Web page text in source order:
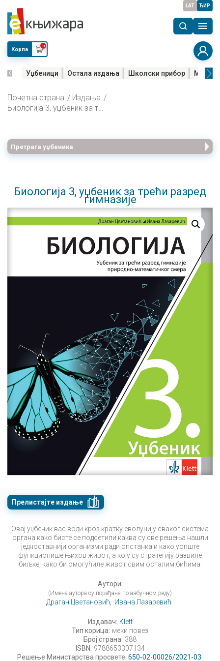
LAT ЋИР
Корпа
0
Уџбеници Остала издања Школски прибор Мала
Почетна страна
Издања
Биологија 3, уџбеник за трећи разред гимназије
Претрага уџбеника
Прелистајте издање
Биологија 3, уџбеник за трећи разред
гимназије
Овај уџбеник вас води кроз кратку еволуцију сваког система
органа како бисте се подсетили каква су све решења нашли
једноставнији организми ради опстанка и како уопште
функционише њихов живот, а коју су стратегију развиле
биљке, како би омогућиле живот свим осталим бићима.
Аутори:
(Имена аутора су поређана по азбучном реду)
Драган Цветановић, Ивана Лазаревић
Издавач: Klett
Тип корица: меки повез
Број страна: 388
ISBN: 9788653307134
Решење Министарства просвете: 650-02-00026/2021-03